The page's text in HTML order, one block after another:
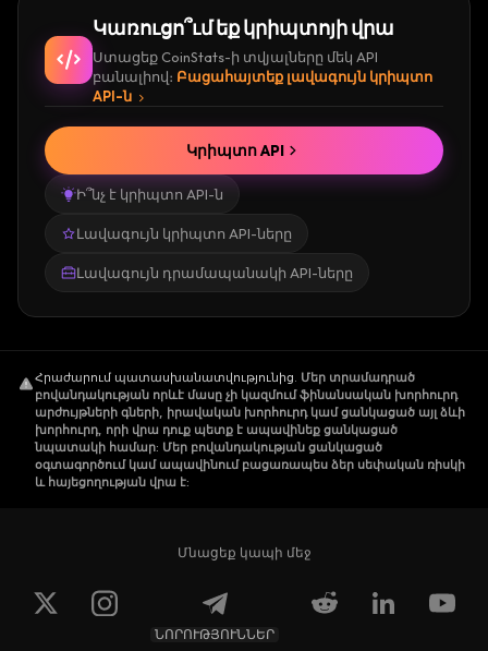
Կառուցո՞ւմ եք կրիպտոյի վրա
Ստացեք CoinStats-ի տվյալները մեկ API
բանալիով։ Բացահայտեք լավագույն կրիպտո
API-ն
Ի՞նչ է կրիպտո API-ն
Լավագույն կրիպտո API-ները
Լավագույն դրամապանակի API-ները
Կրիպտո API
Հրաժարում պատասխանատվությունից. Մեր տրամադրած
բովանդակության որևէ մասը չի կազմում ֆինանսական խորհուրդ
արժույթների գների, իրավական խորհուրդ կամ ցանկացած այլ ձևի
խորհուրդ, որի վրա դուք պետք է ապավինեք ցանկացած
նպատակի համար: Մեր բովանդակության ցանկացած
օգտագործում կամ ապավինում բացառապես ձեր սեփական ռիսկի
և հայեցողության վրա է:
Մնացեք կապի մեջ
ՆՈՐՈՒԹՅՈՒՆՆԵՐ